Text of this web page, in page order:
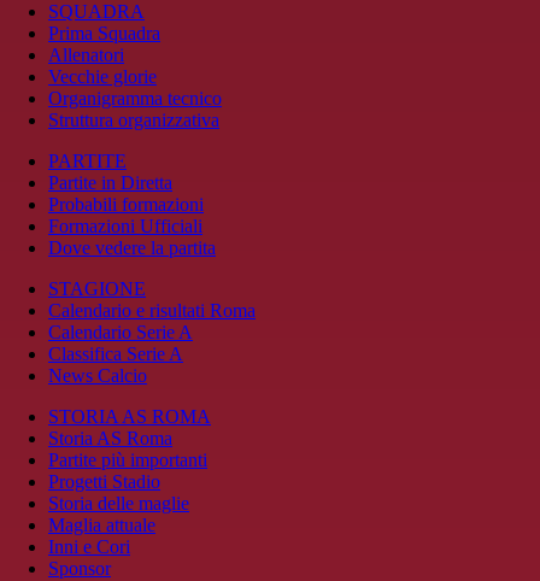
SQUADRA
Prima Squadra
Allenatori
Vecchie glorie
Organigramma tecnico
Struttura organizzativa
PARTITE
Partite in Diretta
Probabili formazioni
Formazioni Ufficiali
Dove vedere la partita
STAGIONE
Calendario e risultati Roma
Calendario Serie A
Classifica Serie A
News Calcio
STORIA AS ROMA
Storia AS Roma
Partite più importanti
Progetti Stadio
Storia delle maglie
Maglia attuale
Inni e Cori
Sponsor